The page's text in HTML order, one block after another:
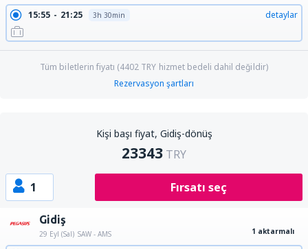
15:55 21:25 3h 30min detaylar
Tüm biletlerin fiyatı (4402 TRY hizmet bedeli dahil değildir)
Rezervasyon şartları
Kişi başı fiyat, Gidiş-dönüş
23343 TRY
1 Fırsatı seç
Gidiş
29 Eyl (Sal) SAW - AMS 1 aktarmalı